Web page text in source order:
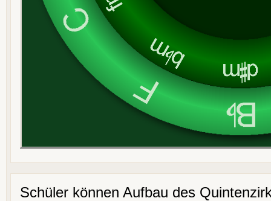
Schüler können Aufbau des